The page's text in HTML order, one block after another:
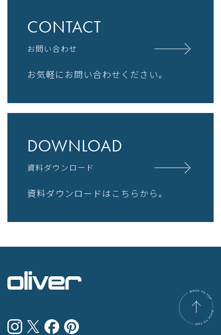
CONTACT
お問い合わせ
お気軽にお問い合わせください。
DOWNLOAD
資料ダウンロード
資料ダウンロードはこちらから。